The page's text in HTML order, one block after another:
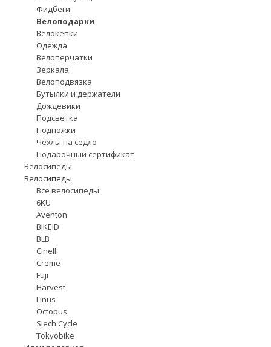
Фидбеги
Велоподарки
Велокепки
Одежда
Велоперчатки
Зеркала
Велоподвязка
Бутылки и держатели
Дождевики
Подсветка
Подножки
Чехлы на седло
Подарочный сертификат
Велосипеды
Велосипеды
Все велосипеды
6KU
Aventon
BIKEID
BLB
Cinelli
Creme
Fuji
Harvest
Linus
Octopus
Siech Cycle
Tokyobike